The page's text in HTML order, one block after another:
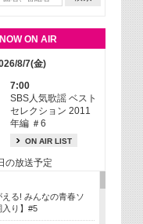
NOW ON AIR
8/7(金)
7:00
SBS人気歌謡 ベスト
セレクション 2011
年編 ＃6
ON AIR LIST
の放送予定
る! みんなの青春ソ
入り】#5